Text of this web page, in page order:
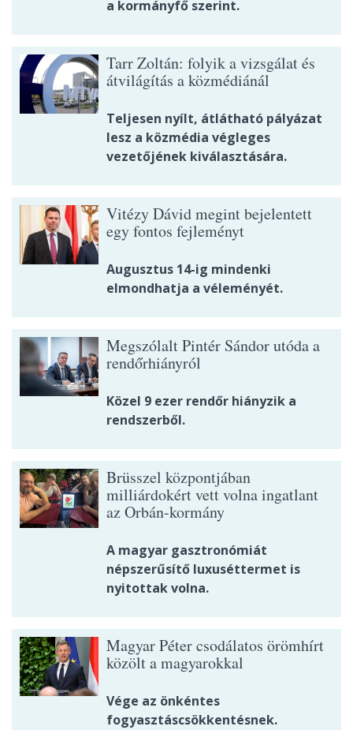
a kormányfő szerint.
Tarr Zoltán: folyik a vizsgálat és
átvilágítás a közmédiánál
Teljesen nyílt, átlátható pályázat
lesz a közmédia végleges
vezetőjének kiválasztására.
Vitézy Dávid megint bejelentett
egy fontos fejleményt
Augusztus 14-ig mindenki
elmondhatja a véleményét.
Megszólalt Pintér Sándor utóda a
rendőrhiányról
Közel 9 ezer rendőr hiányzik a
rendszerből.
Brüsszel központjában
milliárdokért vett volna ingatlant
az Orbán-kormány
A magyar gasztronómiát
népszerűsítő luxuséttermet is
nyitottak volna.
Magyar Péter csodálatos örömhírt
közölt a magyarokkal
Vége az önkéntes
fogyasztáscsökkentésnek.